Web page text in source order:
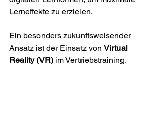
Lerneffekte zu erzielen.
Ein besonders zukunftsweisender
Ansatz ist der Einsatz von Virtual
Reality (VR) im Vertriebstraining.